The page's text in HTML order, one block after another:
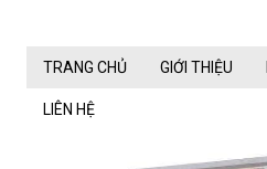
TRANG CHỦ GIỚI THIỆU
LIÊN HỆ